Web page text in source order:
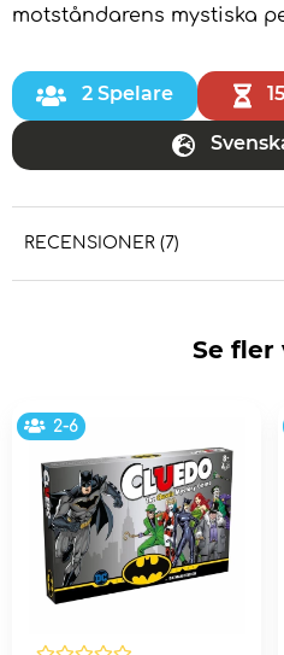
motståndarens mystiska
2 Spelare
RECENSIONER (7)
Se fler
2-6